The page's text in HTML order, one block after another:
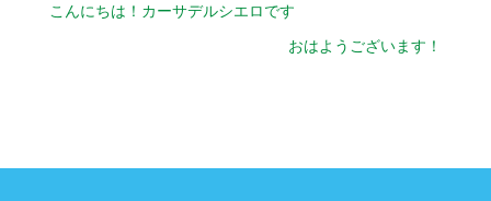
こんにちは！カーサデルシエロです
おはようございます！